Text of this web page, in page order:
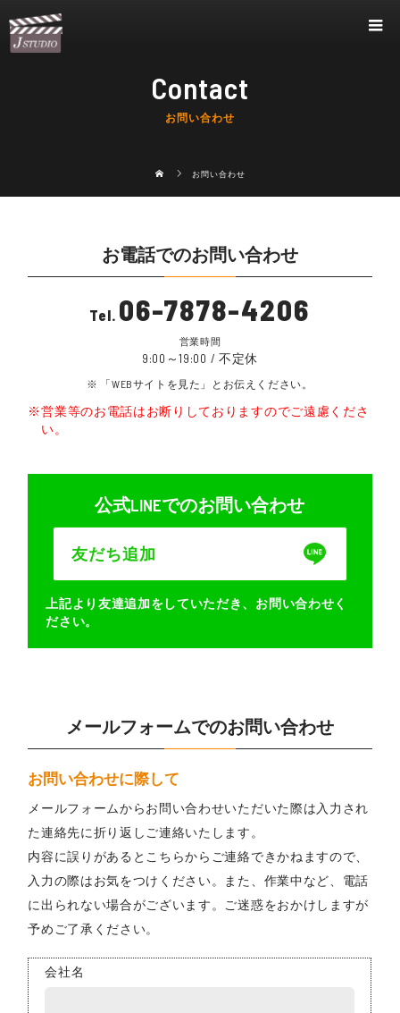
Contact
お問い合わせ
お問い合わせ
お電話でのお問い合わせ
Tel. 06-7878-4206
営業時間
9:00～19:00 / 不定休
「WEBサイトを見た」とお伝えください。
営業等のお電話はお断りしておりますのでご遠慮くださ
い。
公式LINEでのお問い合わせ
友だち追加
上記より友達追加をしていただき、お問い合わせく
ださい。
メールフォームでのお問い合わせ
お問い合わせに際して
メールフォームからお問い合わせいただいた際は入力され
た連絡先に折り返しご連絡いたします。
内容に誤りがあるとこちらからご連絡できかねますので、
入力の際はお気をつけください。また、作業中など、電話
に出られない場合がございます。ご迷惑をおかけしますが
予めご了承ください。
会社名